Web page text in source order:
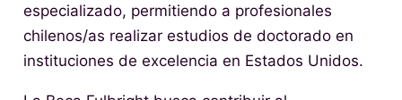
especializado, permitiendo a profesionales
chilenos/as realizar estudios de doctorado en
instituciones de excelencia en Estados Unidos.